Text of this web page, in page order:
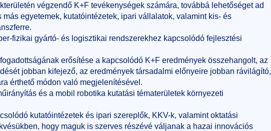
végzendő K+F tevékenységek számára, továbbá lehetőséget ad
egyetemek, kutatóintézetek, ipari vállalatok, valamint kis- és
fizikai gyártó- és logisztikai rendszerekhez kapcsolódó fejlesztési
erősítése a kapcsolódó K+F eredmények összehangolt, az
jobban kifejező, az eredmények társadalmi előnyeire jobban rávilágító,
érthető módon való megjelenítésével.
és a mobil robotika kutatási tématerületek környezeti
kutatóintézetek és ipari szereplők, KKV-k, valamint oktatási
hogy maguk is szerves részévé váljanak a hazai innovációs